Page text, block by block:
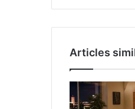
Articles